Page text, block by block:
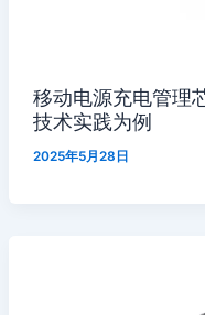
移动电源充电管
技术实践为例
2025年5月28日